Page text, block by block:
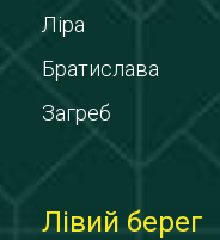
Ліра
Братислава
Загреб
Лівий берег